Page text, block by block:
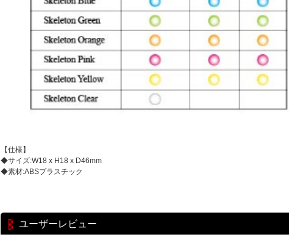
【仕様】
◆サイズ:W18 x H18 x D46mm
◆素材:ABSプラスチック
ユーザーレビュー